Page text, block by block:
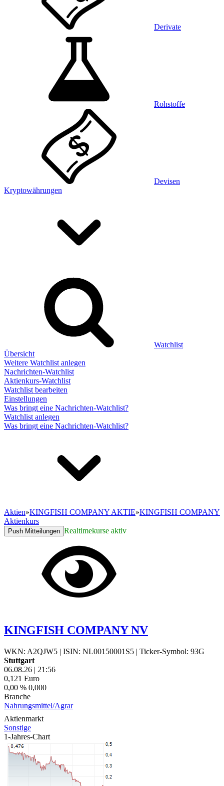
Derivate
Rohstoffe
Devisen
Kryptowährungen
Watchlist
Übersicht
Weitere Watchlist anlegen
Nachrichten-Watchlist
Aktienkurs-Watchlist
Watchlist bearbeiten
Einstellungen
Was bringt eine Nachrichten-Watchlist?
Watchlist anlegen
Was bringt eine Nachrichten-Watchlist?
Aktien»KINGFISH COMPANY AKTIE»KINGFISH COMPANY
Aktienkurs
Push Mitteilungen Realtimekurse aktiv
KINGFISH COMPANY NV
WKN: A2QJW5 | ISIN: NL00150001S5 | Ticker-Symbol: 93G
Stuttgart
06.08.26 | 21:56
0,121 Euro
0,00 % 0,000
Branche
Nahrungsmittel/Agrar
Aktienmarkt
Sonstige
1-Jahres-Chart